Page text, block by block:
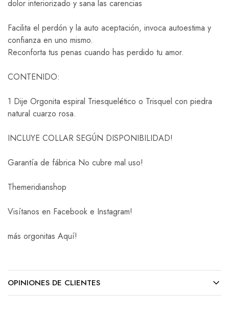
dolor interiorizado y sana las carencias
Facilita el perdón y la auto aceptación, invoca autoestima y
confianza en uno mismo.
Reconforta tus penas cuando has perdido tu amor.
CONTENIDO:
1 Dije Orgonita espiral Triesquelético o Trisquel con piedra
natural cuarzo rosa.
INCLUYE COLLAR SEGÚN DISPONIBILIDAD!
Garantía de fábrica No cubre mal uso!
Themeridianshop
Visítanos en Facebook e Instagram!
más orgonitas Aquí!
OPINIONES DE CLIENTES